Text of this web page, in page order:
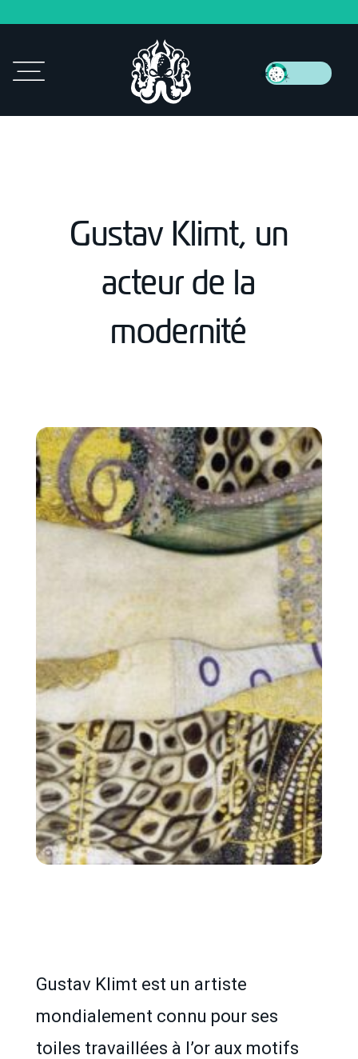
Gustav Klimt, un
acteur de la
modernité
Gustav Klimt est un artiste
mondialement connu pour ses
toiles travaillées à l’or aux motifs